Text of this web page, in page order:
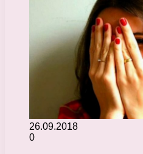
26.09.2018
0